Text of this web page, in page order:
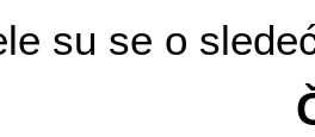
su se o